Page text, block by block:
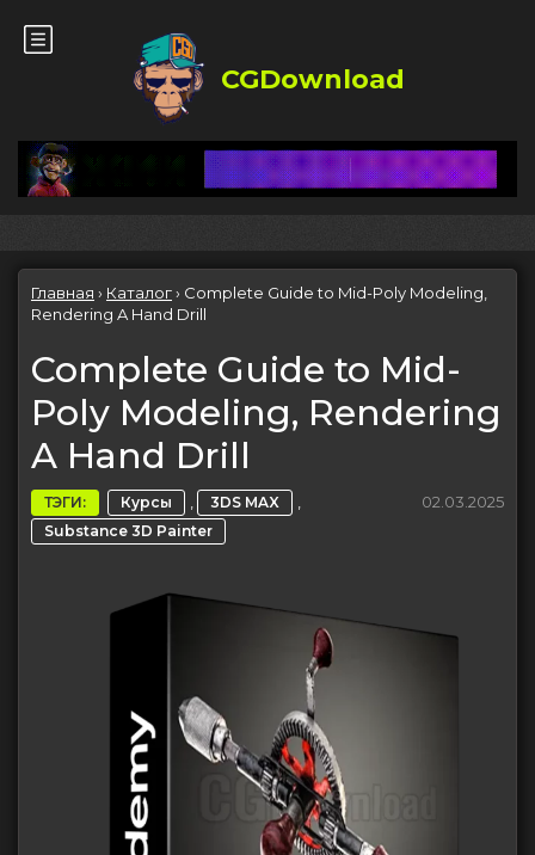
CGDownload
Главная › Каталог› Complete Guide to Mid-Poly Modeling,
Rendering A Hand Drill
Complete Guide to Mid-
Poly Modeling, Rendering
A Hand Drill
ТЭГИ: Курсы , 3DS MAX ,
Substance 3D Painter
02.03.2025